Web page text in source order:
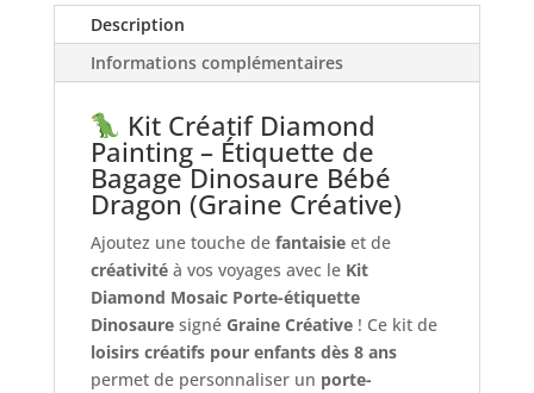
-
Graine
Créative
Description
Informations complémentaires
Kit Créatif Diamond
Painting – Étiquette de
Bagage Dinosaure Bébé
Dragon (Graine Créative)
Ajoutez une touche de fantaisieet de
créativitéà vos voyages avec le Kit
Diamond Mosaic Porte-étiquette
Dinosauresigné Graine Créative! Ce kit de
loisirs créatifs pour enfants dès 8 ans
permet de personnaliser un porte-